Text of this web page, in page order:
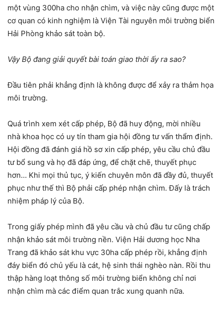
một vùng 300ha cho nhận chìm, và việc này cũng được một
cơ quan có kinh nghiệm là Viện Tài nguyên môi trường biển
Hải Phòng khảo sát toàn bộ.
Vậy Bộ đang giải quyết bài toán giao thời ấy ra sao?
Đầu tiên phải khẳng định là không được để xảy ra thảm họa
môi trường.
Quá trình xem xét cấp phép, Bộ đã huy động, mời nhiều
nhà khoa học có uy tín tham gia hội đồng tư vấn thẩm định.
Hội đồng đã đánh giá hồ sơ xin cấp phép, yêu cầu chủ đầu
tư bổ sung và họ đã đáp ứng, để chặt chẽ, thuyết phục
hơn… Khi mọi thủ tục, ý kiến chuyên môn đã đầy đủ, thuyết
phục như thế thì Bộ phải cấp phép nhận chìm. Đấy là trách
nhiệm pháp lý của Bộ.
Trong giấy phép mình đã yêu cầu và chủ đầu tư cũng chấp
nhận khảo sát môi trường nền. Viện Hải dương học Nha
Trang đã khảo sát khu vực 30ha cấp phép rồi, khẳng định
đáy biển đó chủ yếu là cát, hệ sinh thái nghèo nàn. Rồi thu
thập hàng loạt thông số môi trường biển không chỉ nơi
nhận chìm mà các điểm quan trắc xung quanh nữa.